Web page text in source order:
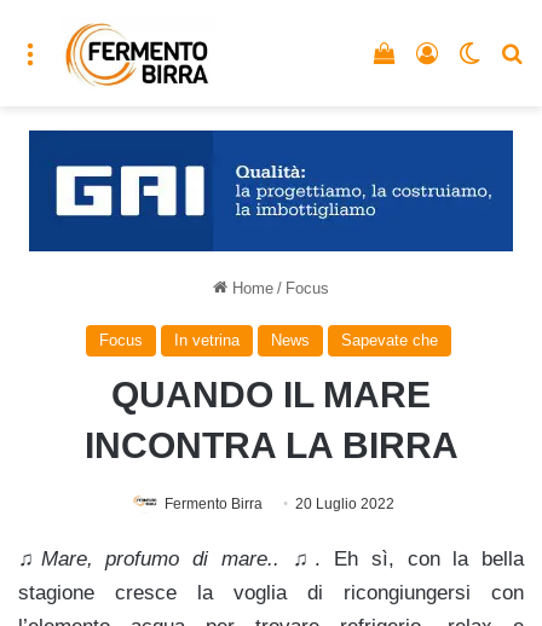
Menu Accedi
Vedi il carrello
Home / Focus
Focus In vetrina News Sapevate che
QUANDO IL MARE
INCONTRA LA BIRRA
Fermento Birra 20 Luglio 2022
♫ Mare, profumo di mare.. ♫ . Eh sì, con la bella
stagione cresce la voglia di ricongiungersi con